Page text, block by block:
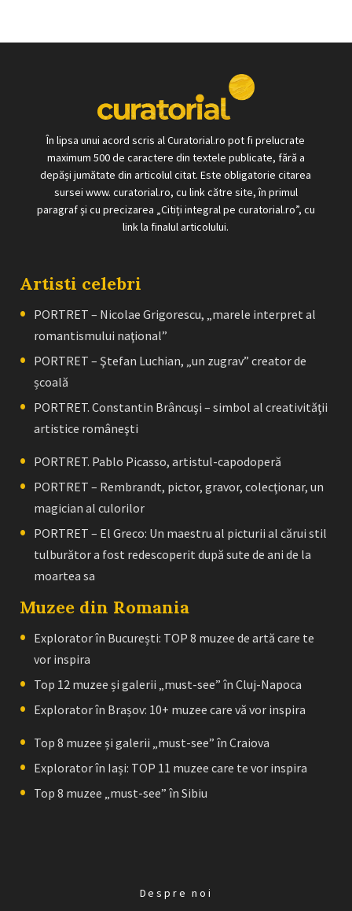
În lipsa unui acord scris al Curatorial.ro pot fi prelucrate
maximum 500 de caractere din textele publicate, fără a
depăși jumătate din articolul citat. Este obligatorie citarea
sursei www. curatorial.ro, cu link către site, în primul
paragraf și cu precizarea „Citiți integral pe curatorial.ro”, cu
link la finalul articolului.
Artisti celebri
PORTRET – Nicolae Grigorescu, „marele interpret al
romantismului naţional”
PORTRET – Ştefan Luchian, „un zugrav” creator de
școală
PORTRET. Constantin Brâncuşi – simbol al creativităţii
artistice româneşti
PORTRET. Pablo Picasso, artistul-capodoperă
PORTRET – Rembrandt, pictor, gravor, colecţionar, un
magician al culorilor
PORTRET – El Greco: Un maestru al picturii al cărui stil
tulburător a fost redescoperit după sute de ani de la
moartea sa
Muzee din Romania
Explorator în București: TOP 8 muzee de artă care te
vor inspira
Top 12 muzee și galerii „must-see” în Cluj-Napoca
Explorator în Brașov: 10+ muzee care vă vor inspira
Top 8 muzee și galerii „must-see” în Craiova
Explorator în Iași: TOP 11 muzee care te vor inspira
Top 8 muzee „must-see” în Sibiu
Despre noi